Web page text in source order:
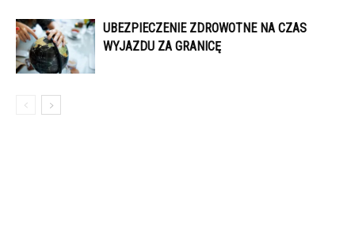
UBEZPIECZENIE ZDROWOTNE NA CZAS
WYJAZDU ZA GRANICĘ